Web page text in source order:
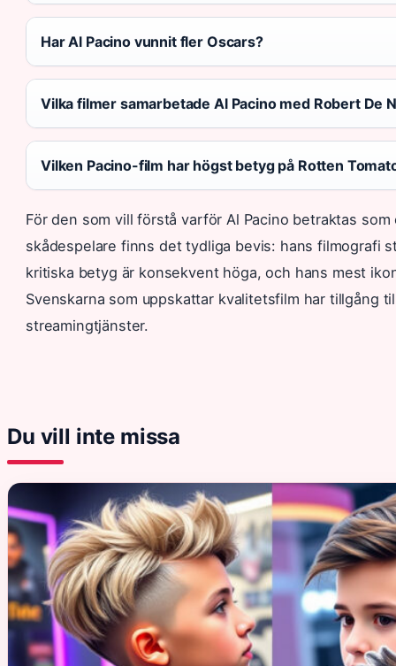
Har Al Pacino vunnit fler Oscars?
Vilka filmer samarbetade Al Pacino med Robert De
Vilken Pacino-film har högst betyg på Rotten
För den som vill förstå varför Al Pacino betraktas
skådespelare finns det tydliga bevis: hans filmografi
kritiska betyg är konsekvent höga, och hans mest
Svenskarna som uppskattar kvalitetsfilm har tillgång
streamingtjänster.
Du vill inte missa